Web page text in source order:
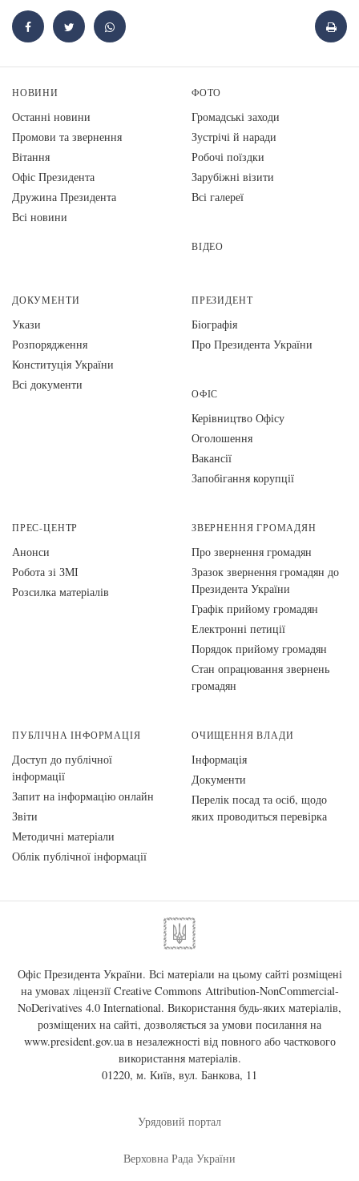
НОВИНИ
Останні новини
Промови та звернення
Вiтання
Офіс Президента
Дружина Президента
Всі новини
ФОТО
Громадські заходи
Зустрічі й наради
Робочі поїздки
Зарубіжні візити
Всі галереї
ВІДЕО
ДОКУМЕНТИ
Укази
Розпорядження
Конституція України
Всі документи
ПРЕЗИДЕНТ
Біографія
Про Президента України
ОФІС
Керівництво Офісу
Оголошення
Вакансії
Запобігання корупції
ПРЕС-ЦЕНТР
Анонси
Робота зі ЗМІ
Розсилка матеріалів
ЗВЕРНЕННЯ ГРОМАДЯН
Про звернення громадян
Зразок звернення громадян до
Президента України
Графік прийому громадян
Електронні петиції
Порядок прийому громадян
Стан опрацювання звернень
громадян
ПУБЛІЧНА ІНФОРМАЦІЯ
Доступ до публічної
інформації
Запит на інформацію онлайн
Звіти
Методичні матеріали
Облік публічної інформації
ОЧИЩЕННЯ ВЛАДИ
Інформація
Документи
Перелік посад та осіб, щодо
яких проводиться перевірка
Офіс Президента України. Всі матеріали на цьому сайті розміщені
на умовах ліцензії Creative Commons Attribution-NonCommercial-
NoDerivatives 4.0 International. Використання будь-яких матеріалів,
розміщених на сайті, дозволяється за умови посилання на
www.president.gov.uaв незалежності від повного або часткового
використання матеріалів.
01220, м. Київ, вул. Банкова, 11
Урядовий портал
Верховна Рада України